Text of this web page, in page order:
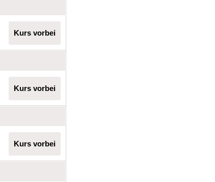
Kurs vorbei
Kurs vorbei
Kurs vorbei